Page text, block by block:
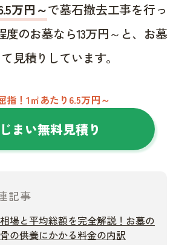
万円～で墓石撤去工事を行っ
度のお墓なら13万円～と、お墓
見積りしています。
指！1㎡あたり6.5万円～
まい無料見積り
記事
場と平均総額を完全解説！お墓の
の供養にかかる料金の内訳